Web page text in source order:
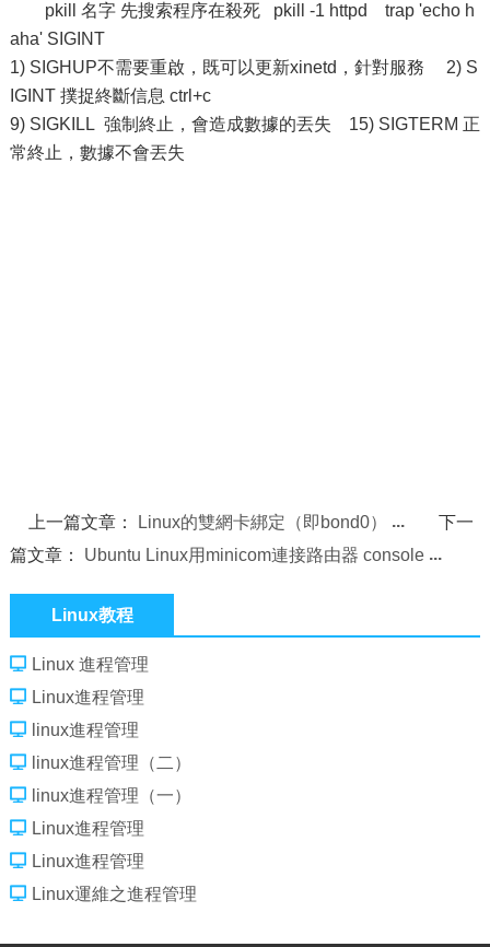
pkill 名字 先搜索程序在殺死 pkill -1 httpd trap 'echo h
aha' SIGINT
1) SIGHUP不需要重啟，既可以更新xinetd，針對服務 2) S
IGINT 撲捉終斷信息 ctrl+c
9) SIGKILL 強制終止，會造成數據的丟失 15) SIGTERM 正
常終止，數據不會丟失
上一篇文章： Linux的雙網卡綁定（即bond0）
下一
篇文章： Ubuntu Linux用minicom連接路由器 console
Linux教程
Linux 進程管理
Linux進程管理
linux進程管理
linux進程管理（二）
linux進程管理（一）
Linux進程管理
Linux進程管理
Linux運維之進程管理